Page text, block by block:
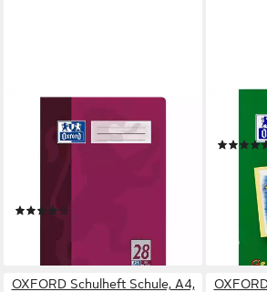
Schulheft Schule, A4, kariert
(Lineatur 28), Innen-/
lieferbar - in 4-5 Werktagen bei dir
lieferbar
OXFORD Schulheft Schule, A4,